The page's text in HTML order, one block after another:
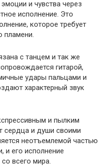
и чувства через
исполнение. Это
которое требует
пламени.
с танцем и так же
гитарой,
удары пальцами и
характерный звук
и пылким
сердца и души своими
неотъемлемой частью
и его исполнение
всего мира.